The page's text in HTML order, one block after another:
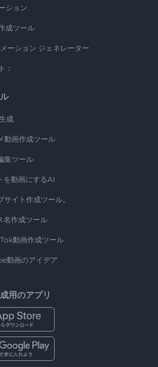
ション
成ツール
ーション ジェネレーター
：
成
動画作成ツール
集ツール
を動画にするAI
サイト作成ツール。
名作成ツール
動画作成ツール
動画のアイデア
用のアプリ